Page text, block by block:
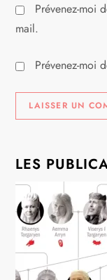
Prévenez-moi
mail.
Prévenez-moi
LES